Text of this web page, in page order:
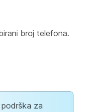
broj telefona.
podrška za